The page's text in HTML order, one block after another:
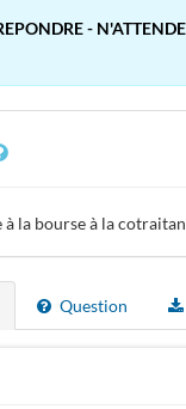
-
la bourse à la
Question